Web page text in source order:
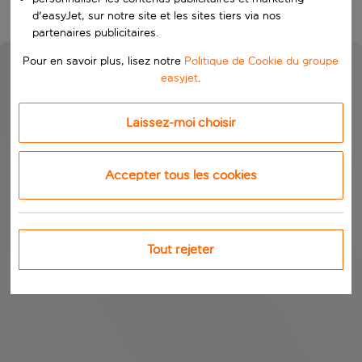
d'easyJet, sur notre site et les sites tiers via nos
partenaires publicitaires.
Pour en savoir plus, lisez notre Politique de Cookie du groupe
easyjet.
Laissez-moi choisir
Accepter tous les cookies
Tout rejeter